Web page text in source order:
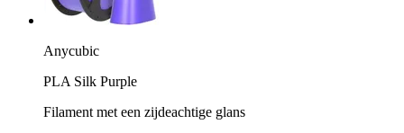
Anycubic
PLA Silk Purple
Filament met een zijdeachtige glans